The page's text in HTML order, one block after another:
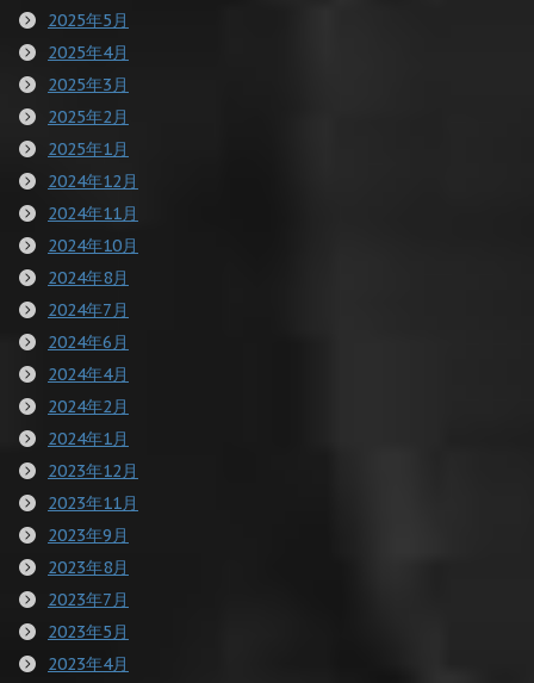
2025年5月
2025年4月
2025年3月
2025年2月
2025年1月
2024年12月
2024年11月
2024年10月
2024年8月
2024年7月
2024年6月
2024年4月
2024年2月
2024年1月
2023年12月
2023年11月
2023年9月
2023年8月
2023年7月
2023年5月
2023年4月